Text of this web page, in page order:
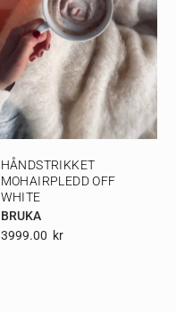
HÅNDSTRIKKET
MOHAIRPLEDD OFF
WHITE
BRUKA
3999.00 Kr